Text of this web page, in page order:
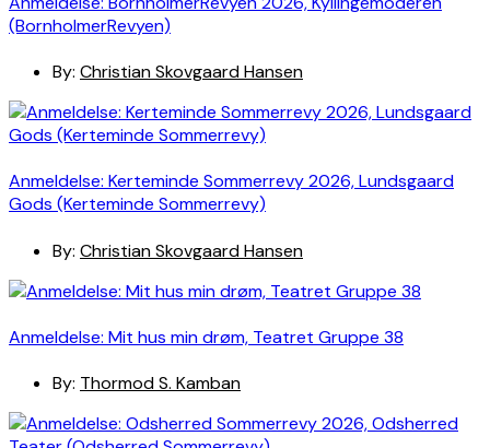
(BornholmerRevyen)
By: Christian Skovgaard Hansen
Anmeldelse: Kerteminde Sommerrevy 2026, Lundsgaard
Gods (Kerteminde Sommerrevy)
By: Christian Skovgaard Hansen
Anmeldelse: Mit hus min drøm, Teatret Gruppe 38
By: Thormod S. Kamban